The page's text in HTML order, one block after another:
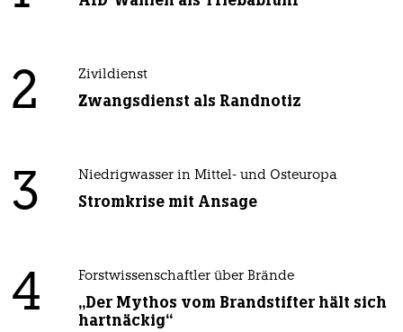
2 Zivildienst
Zwangsdienst als Randnotiz
3 Niedrigwasser in Mittel- und Osteuropa
Stromkrise mit Ansage
4 Forstwissenschaftler über Brände
„Der Mythos vom Brandstifter hält sich
hartnäckig“